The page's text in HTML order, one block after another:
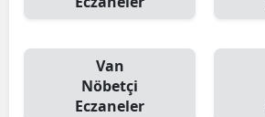
Van
Nöbetçi
Eczaneler